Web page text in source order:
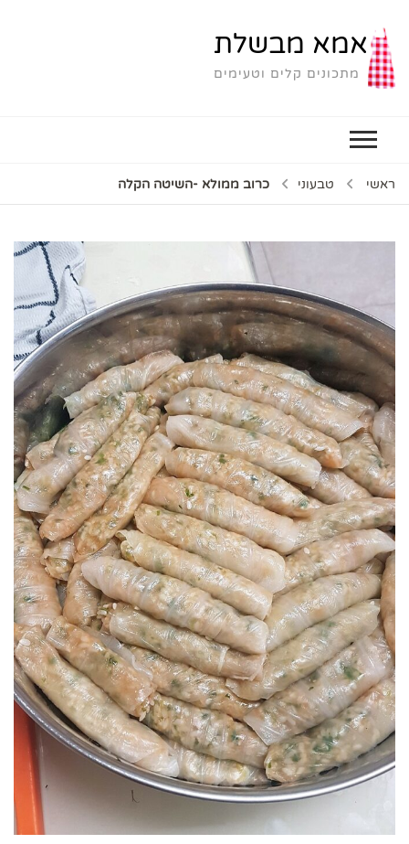
אמא מבשלת
מתכונים קלים וטעימים
ראשי טבעוני כרוב ממולא -השיטה הקלה